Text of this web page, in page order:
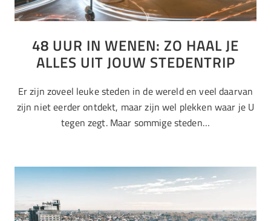
48 UUR IN WENEN: ZO HAAL JE
ALLES UIT JOUW STEDENTRIP
Er zijn zoveel leuke steden in de wereld en veel daarvan
zijn niet eerder ontdekt, maar zijn wel plekken waar je U
tegen zegt. Maar sommige steden…